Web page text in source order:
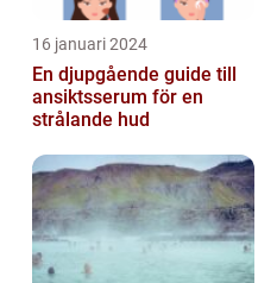
16 januari 2024
En djupgående guide till
ansiktsserum för en
strålande hud